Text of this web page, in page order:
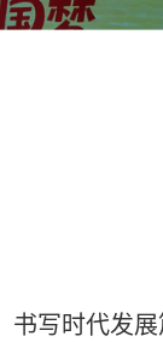
书写时代发